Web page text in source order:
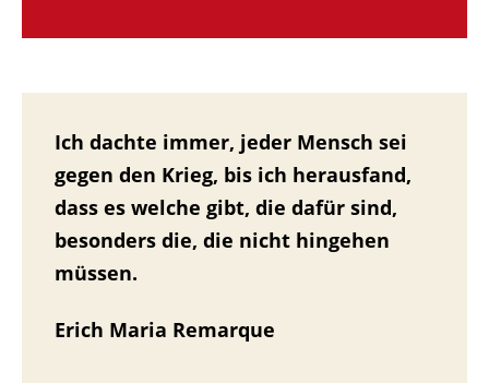
Ich dachte immer, jeder Mensch sei
gegen den Krieg, bis ich herausfand,
dass es welche gibt, die dafür sind,
besonders die, die nicht hingehen
müssen.
Erich Maria Remarque